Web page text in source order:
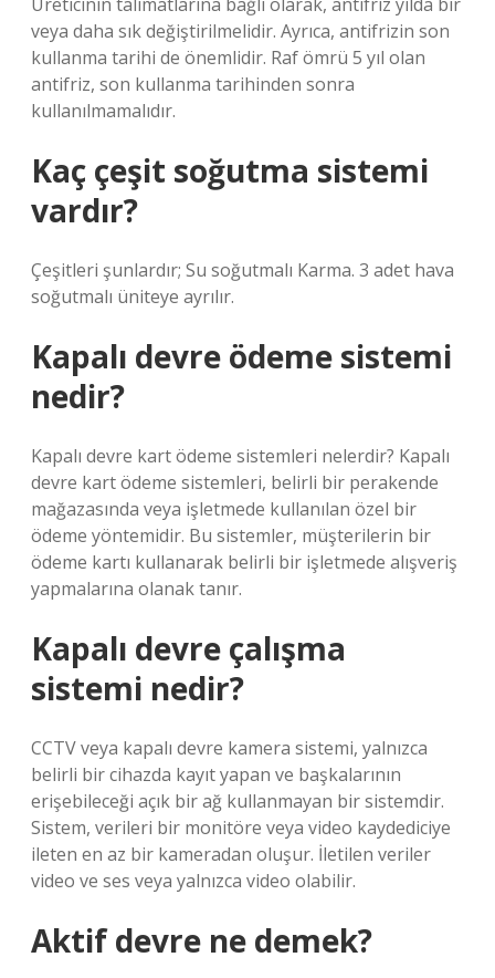
veya daha sık değiştirilmelidir. Ayrıca, antifrizin son
kullanma tarihi de önemlidir. Raf ömrü 5 yıl olan
antifriz, son kullanma tarihinden sonra
kullanılmamalıdır.
Kaç çeşit soğutma sistemi
vardır?
Çeşitleri şunlardır; Su soğutmalı Karma. 3 adet hava
soğutmalı üniteye ayrılır.
Kapalı devre ödeme sistemi
nedir?
Kapalı devre kart ödeme sistemleri nelerdir? Kapalı
devre kart ödeme sistemleri, belirli bir perakende
mağazasında veya işletmede kullanılan özel bir
ödeme yöntemidir. Bu sistemler, müşterilerin bir
ödeme kartı kullanarak belirli bir işletmede alışveriş
yapmalarına olanak tanır.
Kapalı devre çalışma
sistemi nedir?
CCTV veya kapalı devre kamera sistemi, yalnızca
belirli bir cihazda kayıt yapan ve başkalarının
erişebileceği açık bir ağ kullanmayan bir sistemdir.
Sistem, verileri bir monitöre veya video kaydediciye
ileten en az bir kameradan oluşur. İletilen veriler
video ve ses veya yalnızca video olabilir.
Aktif devre ne demek?